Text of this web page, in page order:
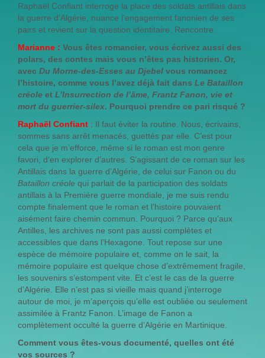
Raphaël Confiant interroge la place des soldats antillais dans
la guerre d’Algérie, nuance l’engagement fanonien de ses
pairs et revient sur la question identitaire. Rencontre.
Marianne : Vous êtes romancier, vous écrivez aussi des
polars, des contes mais vous n’êtes pas historien. Or,
avec Du Morne-des-Esses au Djebel vous romancez
l’histoire, comme vous l’avez déjà fait dans Le Bataillon
créole et L’Insurrection de l’âme, Frantz Fanon, vie et
mort du guerrier-silex. Pourquoi prendre ce pari risqué ?
Raphaël Confiant : Il faut éviter la routine. Nous, écrivains,
sommes sans arrêt menacés, guettés par elle. C’est pour
cela que je m’efforce, même si le roman est mon genre
favori, d’en explorer d’autres. S’agissant de ce roman sur les
Antillais dans la guerre d’Algérie, de celui sur Fanon ou du
Bataillon créole qui parlait de la participation des soldats
antillais à la Première guerre mondiale, je me suis rendu
compte finalement que le roman et l’histoire pouvaient
aisément faire chemin commun. Pourquoi ? Parce qu'aux
Antilles, les archives ne sont pas aussi complètes et
accessibles que dans l’Hexagone. Tout repose sur une
espèce de mémoire populaire et, comme on le sait, la
mémoire populaire est quelque chose d’extrêmement fragile,
les souvenirs s’estompent vite. Et c’est le cas de la guerre
d’Algérie. Elle n’est pas si vieille mais quand j’interroge
autour de moi, je m’aperçois qu’elle est oubliée ou seulement
assimilée à Frantz Fanon. L’image de Fanon a
complètement occulté la guerre d’Algérie en Martinique.
Comment vous êtes-vous documenté, quelles ont été
vos sources ?